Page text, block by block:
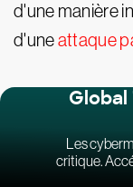
d'une manière
d'uneattaque
Les
critique.